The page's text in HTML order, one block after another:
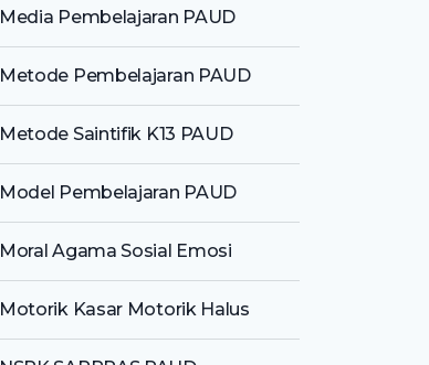
Media Pembelajaran PAUD
Metode Pembelajaran PAUD
Metode Saintifik K13 PAUD
Model Pembelajaran PAUD
Moral Agama Sosial Emosi
Motorik Kasar Motorik Halus